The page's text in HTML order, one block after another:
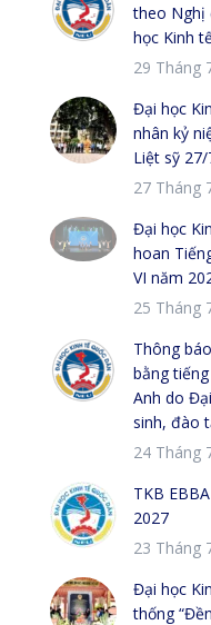
theo Nghị
học Kinh
29 Tháng
Đại học
nhân kỷ
Liệt sỹ 27/
27 Tháng
Đại học
hoan
VI năm
25 Tháng
Thông
bằng
Anh do
sinh, đào
24 Tháng
TKB
2027
23 Tháng
Đại học
thống